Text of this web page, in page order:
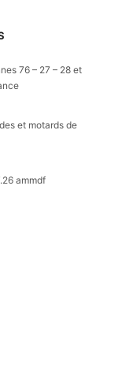
76 – 27 – 28 et
et motards de
ammdf